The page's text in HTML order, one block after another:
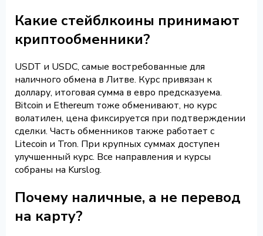
Какие стейблкоины принимают
криптообменники?
USDT и USDC, самые востребованные для
наличного обмена в Литве. Курс привязан к
доллару, итоговая сумма в евро предсказуема.
Bitcoin и Ethereum тоже обменивают, но курс
волатилен, цена фиксируется при подтверждении
сделки. Часть обменников также работает с
Litecoin и Tron. При крупных суммах доступен
улучшенный курс. Все направления и курсы
собраны на Kurslog.
Почему наличные, а не перевод
на карту?